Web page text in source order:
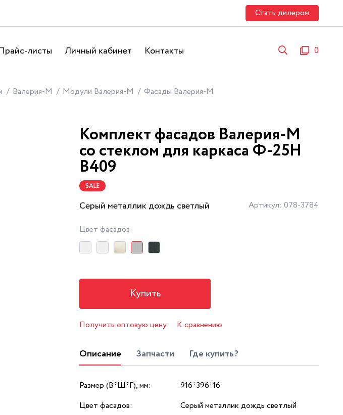
Стать дилером
листы Личный кабинет Контакты 0
Валерия-М Модули Валерия-М Фасады Валерия-М
Комплект фасадов Валерия-М
со стеклом для каркаса Ф-25Н
В409
SALE
Серый металлик дождь светлый Артикул: 078-3784
Цвет фасадов
Купить
Получить оптовую цену К сравнению
Описание Запчасти Где купить?
Размер (В*Ш*Г), мм:
916*396*16
Цвет фасадов:
Серый металлик дождь светлый